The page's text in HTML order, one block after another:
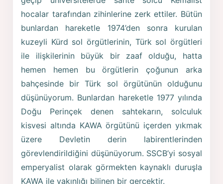
hocalar tarafından zihinlerine zerk ettiler. Bütün
bunlardan hareketle 1974’den sonra kurulan
kuzeyli Kürd sol örgütlerinin, Türk sol örgütleri
ile ilişkilerinin büyük bir zaaf olduğu, hatta
hemen hemen bu örgütlerin çoğunun arka
bahçesinde bir Türk sol örgütünün olduğunu
düşünüyorum. Bunlardan hareketle 1977 yılında
Doğu Perinçek denen sahtekarın, solculuk
kisvesi altında KAWA örgütünü içerden yıkmak
üzere Devletin derin labirentlerinden
görevlendirildiğini düşünüyorum. SSCB’yi sosyal
emperyalist olarak görmekten kaynaklı duruşla
KAWA ile yakınlığı bilinen bir gerçektir.